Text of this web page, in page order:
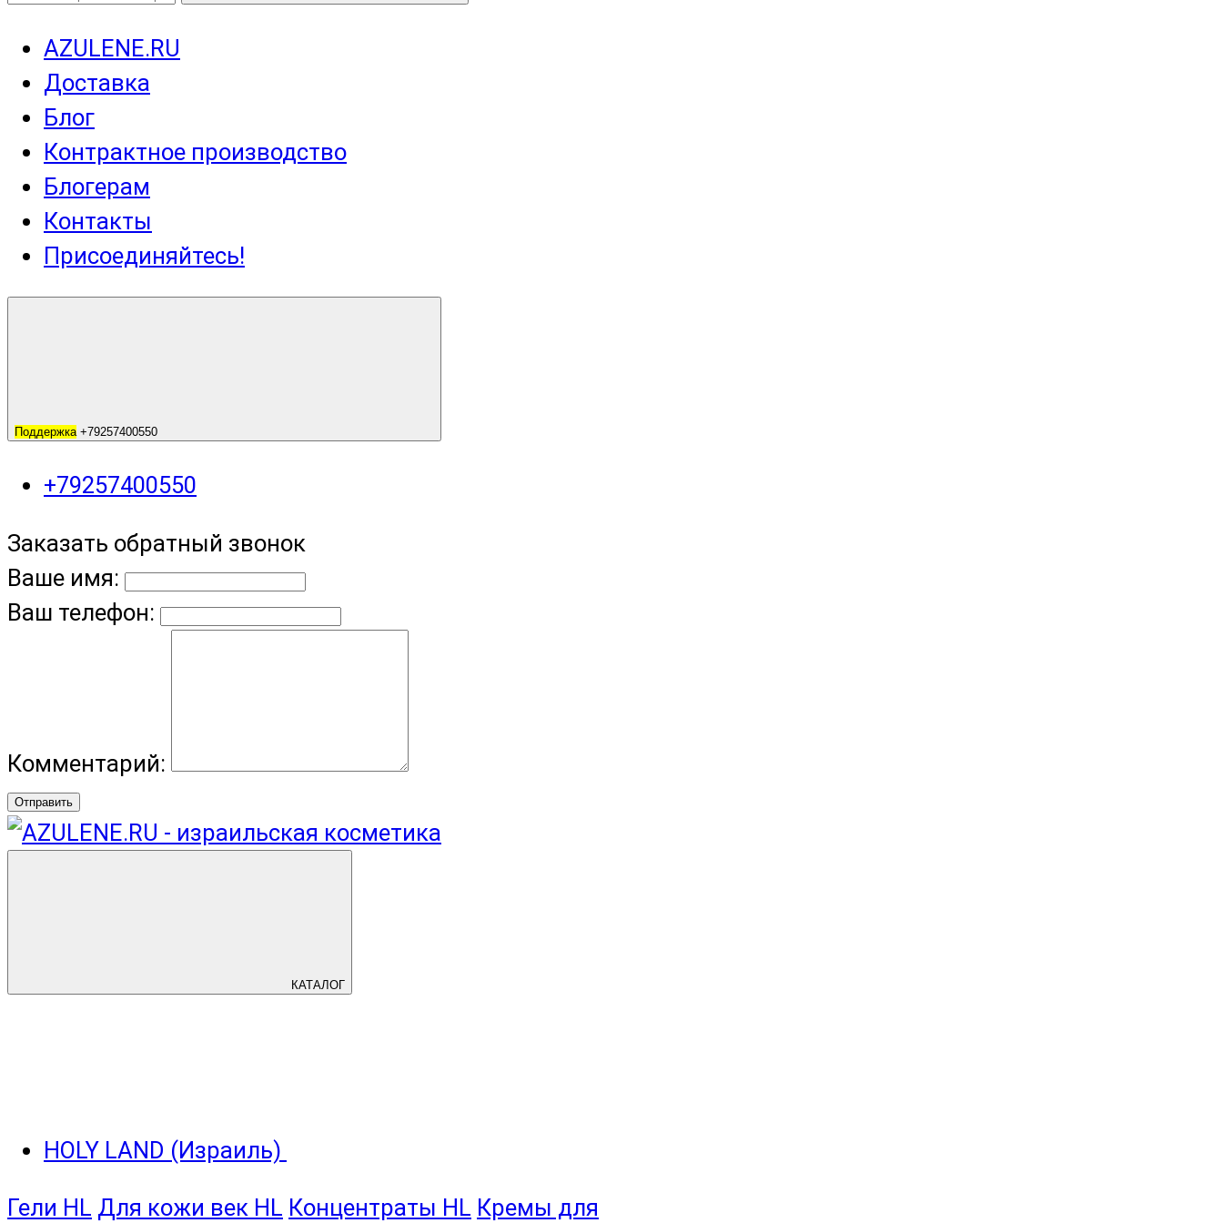
AZULENE.RU
Доставка
Блог
Контрактное производство
Блогерам
Контакты
Присоединяйтесь!
Поддержка +79257400550
+79257400550
Заказать обратный звонок
Ваше имя:
Ваш телефон:
Комментарий:
Отправить
КАТАЛОГ
HOLY LAND (Израиль)
Гели HL Для кожи век HL Концентраты HL Кремы для